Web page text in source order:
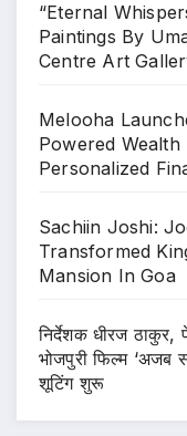
“Eternal
Paintings By
Centre Art
Melooha
Powered
Personalized
Sachiin Joshi:
Transformed
Mansion In Goa
निर्देशक धीरज ठाकुर,
भोजपुरी फिल्म ‘अजब
शूटिंग शुरू